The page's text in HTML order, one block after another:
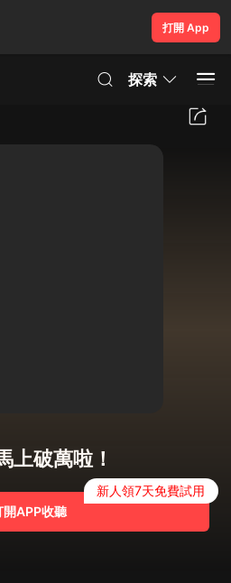
打開 App
探索
上破萬啦！
開APP收聽
新人領7天免費試用